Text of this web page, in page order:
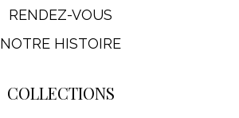
RENDEZ-VOUS
NOTRE HISTOIRE
COLLECTIONS